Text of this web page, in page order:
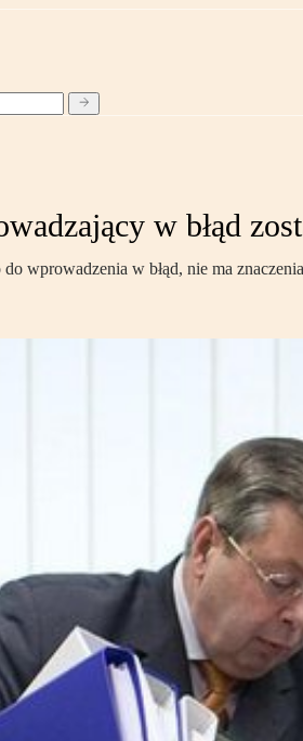
w błąd
wprowadzenia w błąd, nie ma